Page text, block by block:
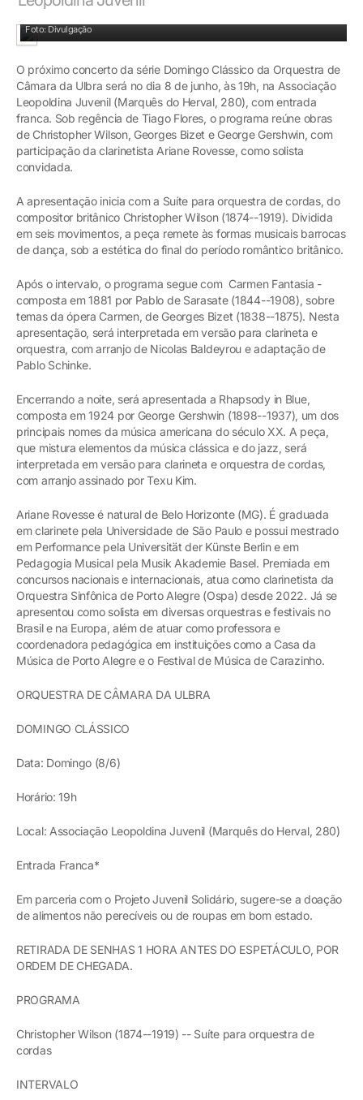
Foto: Divulgação
O próximo concerto da série Domingo Clássico da Orquestra de
Câmara da Ulbra será no dia 8 de junho, às 19h, na Associação
Leopoldina Juvenil (Marquês do Herval, 280), com entrada
franca. Sob regência de Tiago Flores, o programa reúne obras
de Christopher Wilson, Georges Bizet e George Gershwin, com
participação da clarinetista Ariane Rovesse, como solista
convidada.
A apresentação inicia com a Suíte para orquestra de cordas, do
compositor britânico Christopher Wilson (1874--1919). Dividida
em seis movimentos, a peça remete às formas musicais barrocas
de dança, sob a estética do final do período romântico britânico.
Após o intervalo, o programa segue com Carmen Fantasia -
composta em 1881 por Pablo de Sarasate (1844--1908), sobre
temas da ópera Carmen, de Georges Bizet (1838--1875). Nesta
apresentação, será interpretada em versão para clarineta e
orquestra, com arranjo de Nicolas Baldeyrou e adaptação de
Pablo Schinke.
Encerrando a noite, será apresentada a Rhapsody in Blue,
composta em 1924 por George Gershwin (1898--1937), um dos
principais nomes da música americana do século XX. A peça,
que mistura elementos da música clássica e do jazz, será
interpretada em versão para clarineta e orquestra de cordas,
com arranjo assinado por Texu Kim.
Ariane Rovesse é natural de Belo Horizonte (MG). É graduada
em clarinete pela Universidade de São Paulo e possui mestrado
em Performance pela Universität der Künste Berlin e em
Pedagogia Musical pela Musik Akademie Basel. Premiada em
concursos nacionais e internacionais, atua como clarinetista da
Orquestra Sinfônica de Porto Alegre (Ospa) desde 2022. Já se
apresentou como solista em diversas orquestras e festivais no
Brasil e na Europa, além de atuar como professora e
coordenadora pedagógica em instituições como a Casa da
Música de Porto Alegre e o Festival de Música de Carazinho.
ORQUESTRA DE CÂMARA DA ULBRA
DOMINGO CLÁSSICO
Data: Domingo (8/6)
Horário: 19h
Local: Associação Leopoldina Juvenil (Marquês do Herval, 280)
Entrada Franca*
Em parceria com o Projeto Juvenil Solidário, sugere-se a doação
de alimentos não perecíveis ou de roupas em bom estado.
RETIRADA DE SENHAS 1 HORA ANTES DO ESPETÁCULO, POR
ORDEM DE CHEGADA.
PROGRAMA
Christopher Wilson (1874--1919) -- Suíte para orquestra de
cordas
INTERVALO